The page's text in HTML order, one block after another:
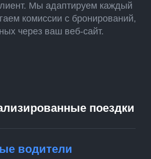
Мы адаптируем каждый
комиссии с бронирований,
через ваш веб-сайт.
поездки
водители